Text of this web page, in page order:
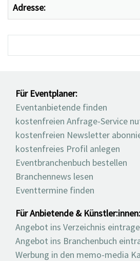
Adresse:
Für Eventplaner:
Eventanbietende finden
kostenfreien Anfrage-Service
kostenfreien Newsletter
kostenfreies Profil anlegen
Eventbranchenbuch bestellen
Branchennews lesen
Eventtermine finden
Für Anbietende & Künstler:innen:
Angebot ins Verzeichnis
Angebot ins Branchenbuch
Werbung in den memo-media